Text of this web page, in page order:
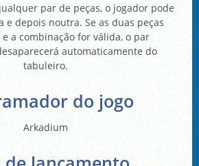
par de peças, o jogador pode
e depois noutra. Se as duas peças
a combinação for válida, o par
automaticamente do
tabuleiro.
do jogo
Arkadium